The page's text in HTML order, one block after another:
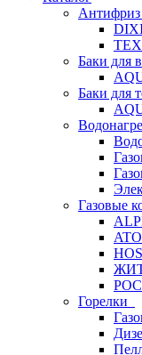
Антифриз
Баки для
Баки для
Газовые
Горелки